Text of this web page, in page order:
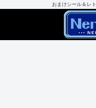
おまけシール＆レ